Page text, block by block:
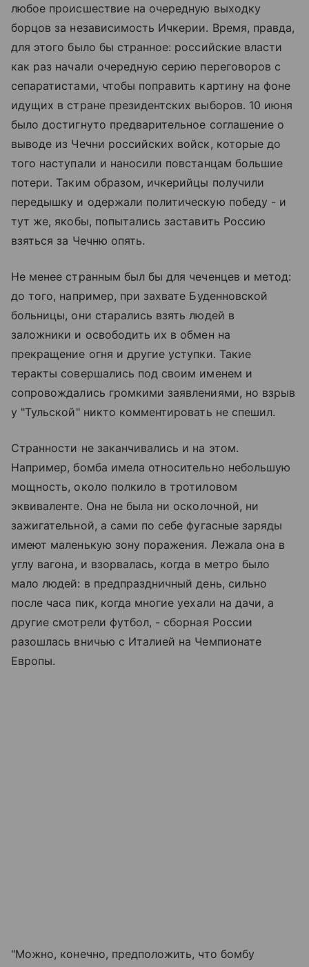
любое происшествие на очередную выходку
борцов за независимость Ичкерии. Время, правда,
для этого было бы странное: российские власти
как раз начали очередную серию переговоров с
сепаратистами, чтобы поправить картину на фоне
идущих в стране президентских выборов. 10 июня
было достигнуто предварительное соглашение о
выводе из Чечни российских войск, которые до
того наступали и наносили повстанцам большие
потери. Таким образом, ичкерийцы получили
передышку и одержали политическую победу - и
тут же, якобы, попытались заставить Россию
взяться за Чечню опять.
Не менее странным был бы для чеченцев и метод:
до того, например, при захвате Буденновской
больницы, они старались взять людей в
заложники и освободить их в обмен на
прекращение огня и другие уступки. Такие
теракты совершались под своим именем и
сопровождались громкими заявлениями, но взрыв
у "Тульской" никто комментировать не спешил.
Странности не заканчивались и на этом.
Например, бомба имела относительно небольшую
мощность, около полкило в тротиловом
эквиваленте. Она не была ни осколочной, ни
зажигательной, а сами по себе фугасные заряды
имеют маленькую зону поражения. Лежала она в
углу вагона, и взорвалась, когда в метро было
мало людей: в предпраздничный день, сильно
после часа пик, когда многие уехали на дачи, а
другие смотрели футбол, - сборная России
разошлась вничью с Италией на Чемпионате
Европы.
"Можно, конечно, предположить, что бомбу